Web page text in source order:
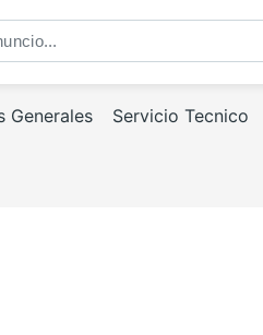
Generales Servicio Tecnico